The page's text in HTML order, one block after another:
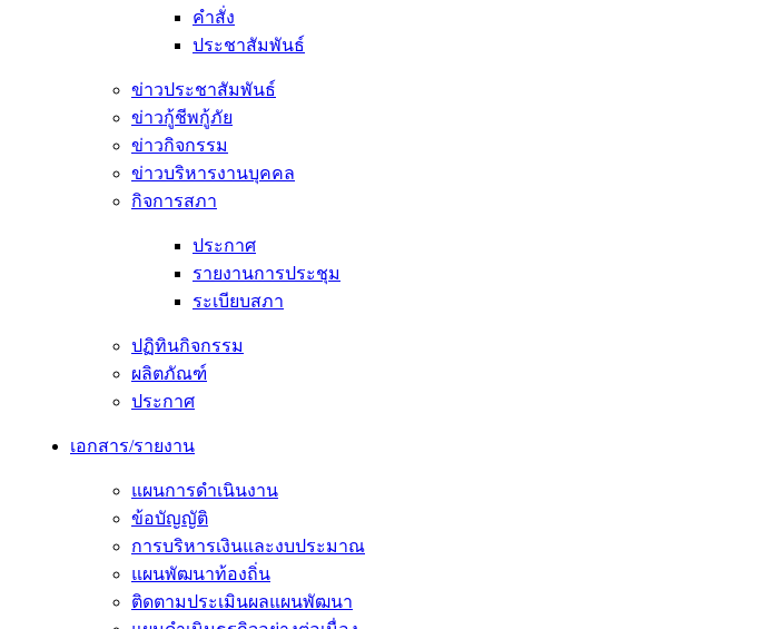
คำสั่ง
ประชาสัมพันธ์
ข่าวประชาสัมพันธ์
ข่าวกู้ชีพกู้ภัย
ข่าวกิจกรรม
ข่าวบริหารงานบุคคล
กิจการสภา
ประกาศ
รายงานการประชุม
ระเบียบสภา
ปฏิทินกิจกรรม
ผลิตภัณฑ์
ประกาศ
เอกสาร/รายงาน
แผนการดำเนินงาน
ข้อบัญญัติ
การบริหารเงินและงบประมาณ
แผนพัฒนาท้องถิ่น
ติดตามประเมินผลแผนพัฒนา